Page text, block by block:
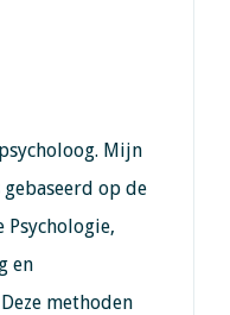
Mijn
op de
Psychologie,
en
methoden